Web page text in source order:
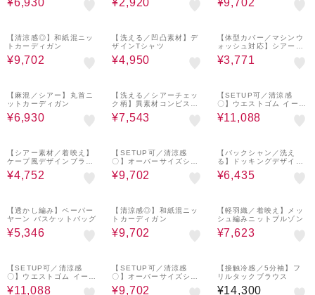
◆サイズ詳細は、 こちらのガイドライン に沿ったものが記載され
ております。
ることがございます。
・・・・・・・・・・・・・・・・・・・・
¥6,930 ¥2,920 ¥9,702
【清涼感◎】和紙混ニッ
トカーディガン
¥9,702
【洗える／凹凸素材】デ
ザインTシャツ
¥4,950
【体型カバー／マシンウ
ォッシュ対応】シアージ
ャージトップス
¥3,771
【麻混／シアー】丸首ニ
ットカーディガン
¥6,930
【洗える／シアーチェッ
ク柄】異素材コンビスリ
ーブトップス
¥7,543
【SETUP可／清涼感
〇】ウエストゴム イージ
ーワイドパンツ
¥11,088
【シアー素材／着映え】
ケープ風デザインブラウ
ス
¥4,752
【SETUP可／清涼感
〇】オーバーサイズシャ
ツ
¥9,702
【バックシャン／洗え
る】ドッキングデザイン
トップス
¥6,435
【透かし編み】ペーパー
ヤーン バスケットバッグ
¥5,346
【清涼感◎】和紙混ニッ
トカーディガン
¥9,702
【軽羽織／着映え】メッ
シュ編みニットブルゾン
¥7,623
【SETUP可／清涼感
〇】ウエストゴム イージ
ーワイドパンツ
¥11,088
【SETUP可／清涼感
〇】オーバーサイズシャ
ツ
¥9,702
【接触冷感／5分袖】フ
リルタックブラウス
¥14,300